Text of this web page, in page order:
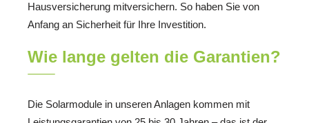
Hausversicherung mitversichern. So haben Sie von
Anfang an Sicherheit für Ihre Investition.
Wie lange gelten die Garantien?
Die Solarmodule in unseren Anlagen kommen mit